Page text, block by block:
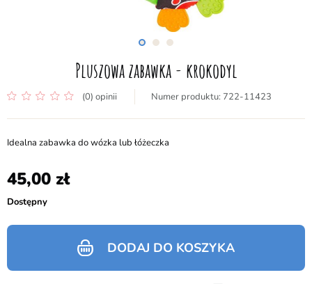
Pluszowa zabawka - krokodyl
(0) opinii 722-11423
Idealna zabawka do wózka lub łóżeczka
45,00
Dostępny
DODAJ DO KOSZYKA